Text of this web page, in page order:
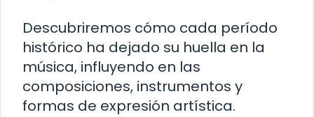
Descubriremos cómo cada período
histórico ha dejado su huella en la
música, influyendo en las
composiciones, instrumentos y
formas de expresión artística.